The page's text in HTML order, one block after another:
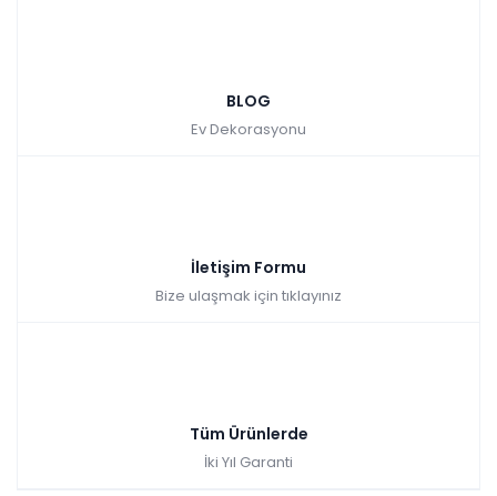
BLOG
Ev Dekorasyonu
İletişim Formu
Bize ulaşmak için tıklayınız
Tüm Ürünlerde
İki Yıl Garanti